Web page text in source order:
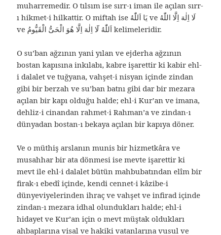
muharremedir. O tılsım ise sırr-ı iman ile açılan sırr-
ı hikmet-i hilkattir. O miftah ise يَا اَللّٰهُ ve لَا اِلٰهَ اِلَّا اللّٰهُ
ve اَللّٰهُ لَٓا اِلٰهَ اِلَّا هُوَ الْحَىُّ الْقَيُّومُ kelimeleridir.
O su’ban ağzının yani yılan ve ejderha ağzının
bostan kapısına inkılabı, kabre işarettir ki kabir ehl-
i dalalet ve tuğyana, vahşet-i nisyan içinde zindan
gibi bir berzah ve su’ban batnı gibi dar bir mezara
açılan bir kapı olduğu halde; ehl-i Kur’an ve imana,
dehliz-i cinandan rahmet-i Rahman’a ve zindan-ı
dünyadan bostan-ı bekaya açılan bir kapıya döner.
Ve o müthiş arslanın munis bir hizmetkâra ve
musahhar bir ata dönmesi ise mevte işarettir ki
mevt ile ehl-i dalalet bütün mahbubatından elîm bir
firak-ı ebedî içinde, kendi cennet-i kâzibe-i
dünyeviyelerinden ihraç ve vahşet ve infirad içinde
zindan-ı mezara idhal olundukları halde; ehl-i
hidayet ve Kur’an için o mevt müştak oldukları
ahbaplarına visal ve hakiki vatanlarına vusul ve